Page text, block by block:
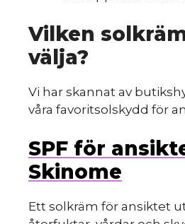
Vilken
välja?
Vi har skannat av
våra favoritsolskydd för
SPF för
Skinome
Ett solkräm för ansiktet